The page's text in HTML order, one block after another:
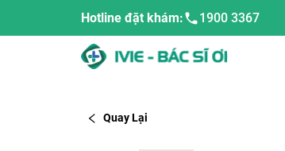
Hotline đặt khám: 1900 3367
Quay Lại